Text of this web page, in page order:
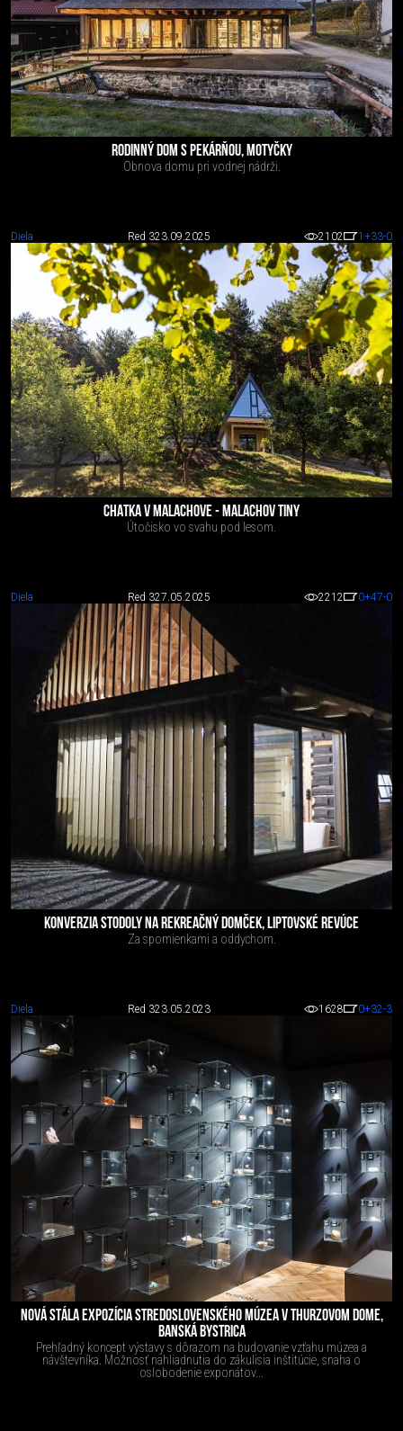
RODINNÝ DOM S PEKÁRŇOU, MOTYČKY
Obnova domu pri vodnej nádrži.
Diela Red 323.09.2025 2102 1 +33-0
CHATKA V MALACHOVE - MALACHOV TINY
Útočisko vo svahu pod lesom.
Diela Red 327.05.2025 2212 0+47-0
KONVERZIA STODOLY NA REKREAČNÝ DOMČEK, LIPTOVSKÉ REVÚCE
Za spomienkami a oddychom.
Diela Red 323.05.2023 1628 0+32-3
NOVÁ STÁLA EXPOZÍCIA STREDOSLOVENSKÉHO MÚZEA V THURZOVOM DOME,
BANSKÁ BYSTRICA
Prehľadný koncept výstavy s dôrazom na budovanie vzťahu múzea a
návštevníka. Možnosť nahliadnutia do zákulisia inštitúcie, snaha o
oslobodenie exponátov...